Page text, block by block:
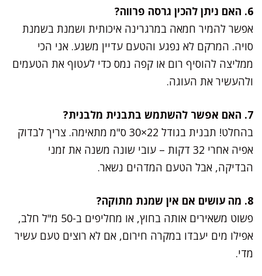
6. האם ניתן להכין גרסה פרווה?
אפשר להמיר חמאה במרגרינה איכותית ושמנת בשמנת
סויה. המרקם לא נפגע והטעם עדיין משגע. אני הכי
ממליצה להוסיף רום או קפה נמס כדי לעטוף את הטעמים
ולהעשיר את העוגה.
7. האם אפשר להשתמש בתבנית מלבנית?
בהחלט! תבנית בגודל 22×30 ס"מ מתאימה. צריך לבדוק
אפיה אחרי 32 דקות – עובי שונה משנה את זמני
הבדיקה, אבל הטעם המדהים נשאר.
8. מה עושים אם אין שמנת מתוקה?
פשוט משאירים אותה בחוץ, או מחליפים ב-50 מ"ל חלב,
אפילו מים יעבדו במקרה חירום, אם לא רוצים טעם עשיר
מדי.